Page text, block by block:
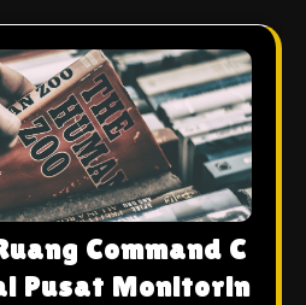
Command C
Pusat Monitorin